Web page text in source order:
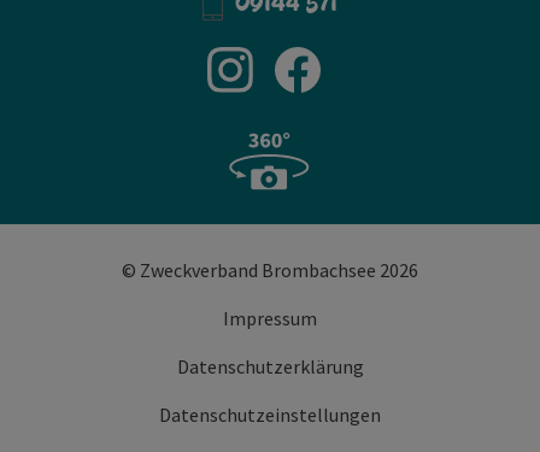
© Zweckverband Brombachsee 2026
Impressum
Datenschutzerklärung
Datenschutzeinstellungen